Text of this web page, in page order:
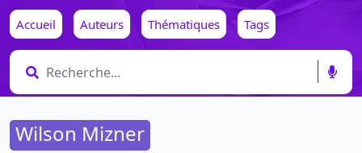
Accueil Auteurs Thématiques Tags
Wilson Mizner